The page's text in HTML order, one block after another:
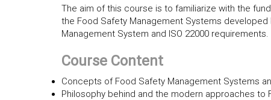
The aim of this course is to familiarize with the
the Food Safety Management Systems developed
Management System and ISO 22000 requirements.
Course Content
Concepts of Food Safety Management Systems
Philosophy behind and the modern approaches to